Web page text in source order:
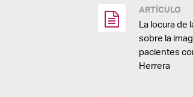
ARTÍCULO
La locura de
sobre la
pacientes
Herrera